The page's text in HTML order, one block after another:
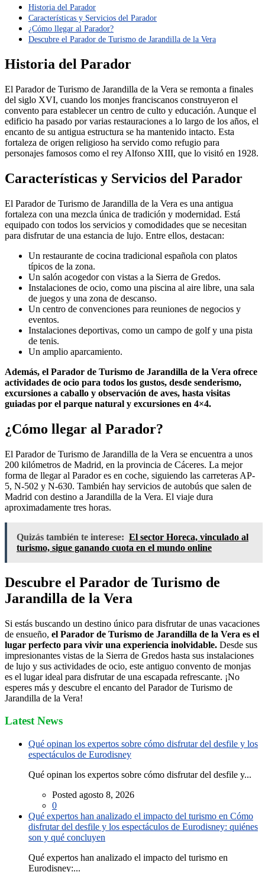
Historia del Parador
Características y Servicios del Parador
¿Cómo llegar al Parador?
Descubre el Parador de Turismo de Jarandilla de la Vera
Historia del Parador
El Parador de Turismo de Jarandilla de la Vera se remonta a finales
del siglo XVI, cuando los monjes franciscanos construyeron el
convento para establecer un centro de culto y educación. Aunque el
edificio ha pasado por varias restauraciones a lo largo de los años, el
encanto de su antigua estructura se ha mantenido intacto. Esta
fortaleza de origen religioso ha servido como refugio para
personajes famosos como el rey Alfonso XIII, que lo visitó en 1928.
Características y Servicios del Parador
El Parador de Turismo de Jarandilla de la Vera es una antigua
fortaleza con una mezcla única de tradición y modernidad. Está
equipado con todos los servicios y comodidades que se necesitan
para disfrutar de una estancia de lujo. Entre ellos, destacan:
Un restaurante de cocina tradicional española con platos
típicos de la zona.
Un salón acogedor con vistas a la Sierra de Gredos.
Instalaciones de ocio, como una piscina al aire libre, una sala
de juegos y una zona de descanso.
Un centro de convenciones para reuniones de negocios y
eventos.
Instalaciones deportivas, como un campo de golf y una pista
de tenis.
Un amplio aparcamiento.
Además, el Parador de Turismo de Jarandilla de la Vera ofrece
actividades de ocio para todos los gustos, desde senderismo,
excursiones a caballo y observación de aves, hasta visitas
guiadas por el parque natural y excursiones en 4×4.
¿Cómo llegar al Parador?
El Parador de Turismo de Jarandilla de la Vera se encuentra a unos
200 kilómetros de Madrid, en la provincia de Cáceres. La mejor
forma de llegar al Parador es en coche, siguiendo las carreteras AP-
5, N-502 y N-630. También hay servicios de autobús que salen de
Madrid con destino a Jarandilla de la Vera. El viaje dura
aproximadamente tres horas.
Quizás también te interese: El sector Horeca, vinculado al
turismo, sigue ganando cuota en el mundo online
Descubre el Parador de Turismo de
Jarandilla de la Vera
Si estás buscando un destino único para disfrutar de unas vacaciones
de ensueño, el Parador de Turismo de Jarandilla de la Vera es el
lugar perfecto para vivir una experiencia inolvidable. Desde sus
impresionantes vistas de la Sierra de Gredos hasta sus instalaciones
de lujo y sus actividades de ocio, este antiguo convento de monjas
es el lugar ideal para disfrutar de una escapada refrescante. ¡No
esperes más y descubre el encanto del Parador de Turismo de
Jarandilla de la Vera!
Latest News
Qué opinan los expertos sobre cómo disfrutar del desfile y los
espectáculos de Eurodisney
Qué opinan los expertos sobre cómo disfrutar del desfile y...
Posted agosto 8, 2026
0
Qué expertos han analizado el impacto del turismo en Cómo
disfrutar del desfile y los espectáculos de Eurodisney: quiénes
son y qué concluyen
Qué expertos han analizado el impacto del turismo en
Eurodisney:...